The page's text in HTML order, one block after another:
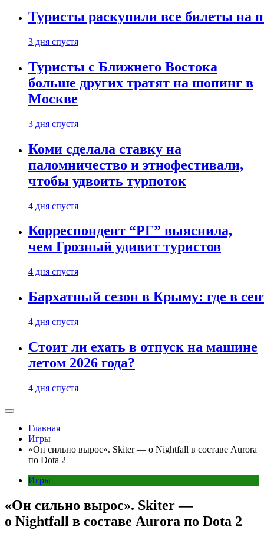
Туристы раскупили все билеты на
3 дня спустя
Туристы с Ближнего Востока
больше других тратят на шопинг в
Москве
3 дня спустя
Коми сделала ставку на
паломничество и этнофестивали,
чтобы удвоить турпоток
4 дня спустя
Корреспондент “РГ” выяснила,
чем Грозный удивит туристов
4 дня спустя
Бархатный сезон в Крыму: где в
4 дня спустя
Стоит ли ехать в отпуск на машине
летом 2026 года?
4 дня спустя
Главная
Игры
«Он сильно вырос». Skiter — о Nightfall в составе Aurora
по Dota 2
Игры
«Он сильно вырос». Skiter —
о Nightfall в составе Aurora по Dota 2